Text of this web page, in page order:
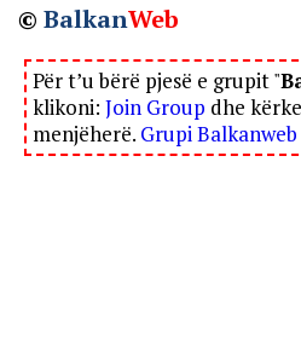
© BalkanWeb
Për t’u bërë pjesë e grupit "
klikoni: Join Group dhe
menjëherë. Grupi Balkanweb